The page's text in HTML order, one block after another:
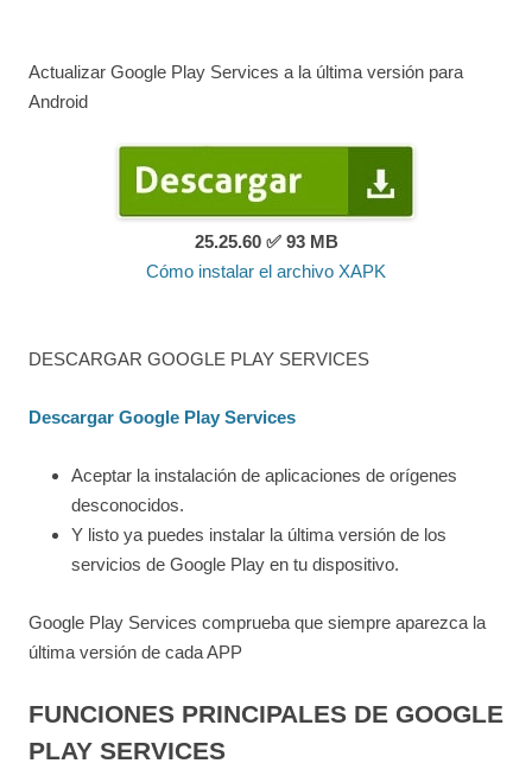
Actualizar Google Play Services a la última versión para
Android
25.25.60 ✅ 93 MB
Cómo instalar el archivo XAPK
DESCARGAR GOOGLE PLAY SERVICES
Descargar Google Play Services
Aceptar la instalación de aplicaciones de orígenes
desconocidos.
Y listo ya puedes instalar la última versión de los
servicios de Google Play en tu dispositivo.
Google Play Services comprueba que siempre aparezca la
última versión de cada APP
FUNCIONES PRINCIPALES DE GOOGLE
PLAY SERVICES